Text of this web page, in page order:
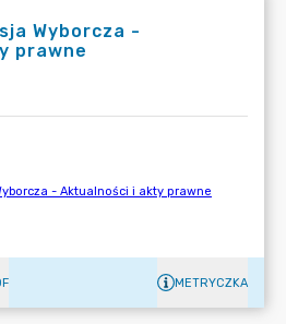
Wyborcza -
prawne
METRYCZKA